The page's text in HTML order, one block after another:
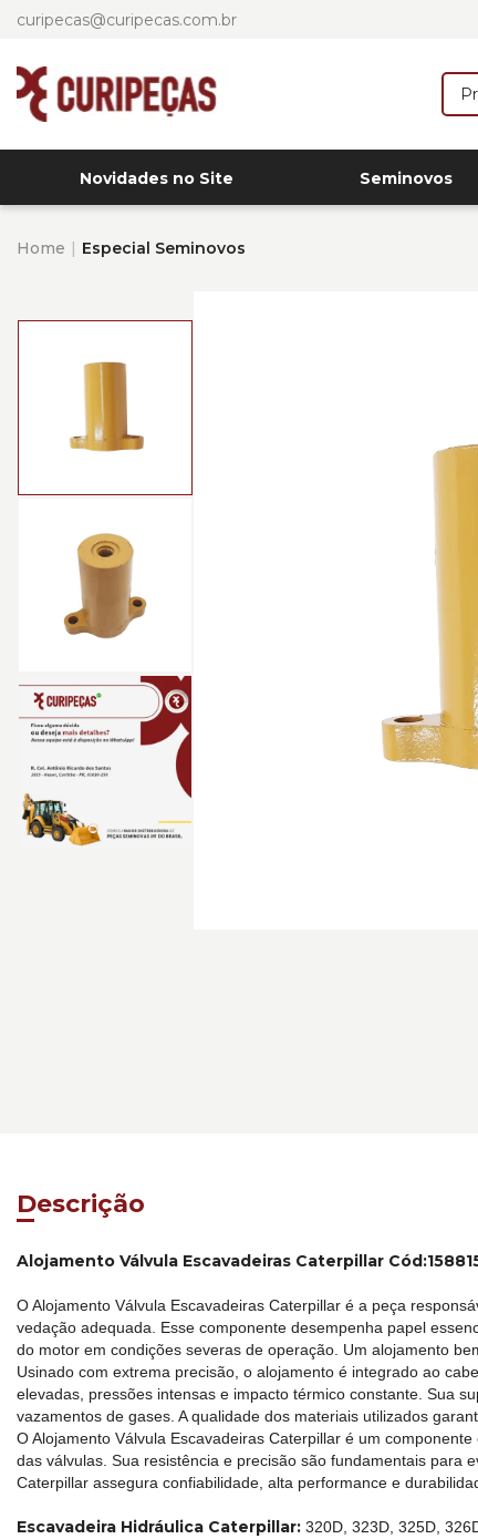
curipecas@curipecas.com.br
Novidades no Site Seminovos
Home Especial Seminovos
Descrição
Alojamento Válvula Escavadeiras Caterpillar
O Alojamento Válvula Escavadeiras Caterpillar é a peça
vedação adequada. Esse componente desempenha papel
do motor em condições severas de operação. Um alojamento
Usinado com extrema precisão, o alojamento é integrado ao
elevadas, pressões intensas e impacto térmico constante. Sua
vazamentos de gases. A qualidade dos materiais utilizados
O Alojamento Válvula Escavadeiras Caterpillar é um
das válvulas. Sua resistência e precisão são fundamentais para
Caterpillar assegura confiabilidade, alta performance e
Escavadeira Hidráulica Caterpillar: 320D, 323D, 325D,